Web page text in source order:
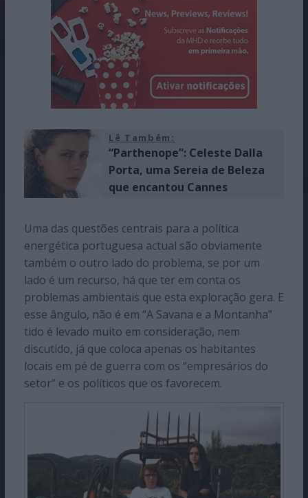
Lê Também:
“Parthenope”: Celeste Dalla
Porta, uma Sereia de Beleza
que encantou Cannes
Uma das questões centrais para a política
energética portuguesa actual são obviamente
também o outro lado do problema, se por um
lado é um recurso, há que ter em conta os
problemas ambientais que esta exploração gera. E
esse ângulo, não é em “A Savana e a Montanha”
tido é levado muito em consideração, nem
discutido, já que coloca apenas os habitantes
locais em pé de guerra com os “empresários do
setor” e os políticos que os favorecem.